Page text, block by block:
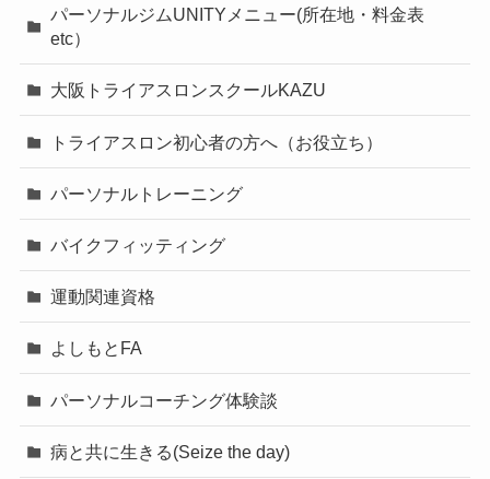
パーソナルジムUNITYメニュー(所在地・料金表
etc）
大阪トライアスロンスクールKAZU
トライアスロン初心者の方へ（お役立ち）
パーソナルトレーニング
バイクフィッティング
運動関連資格
よしもとFA
パーソナルコーチング体験談
病と共に生きる(Seize the day)